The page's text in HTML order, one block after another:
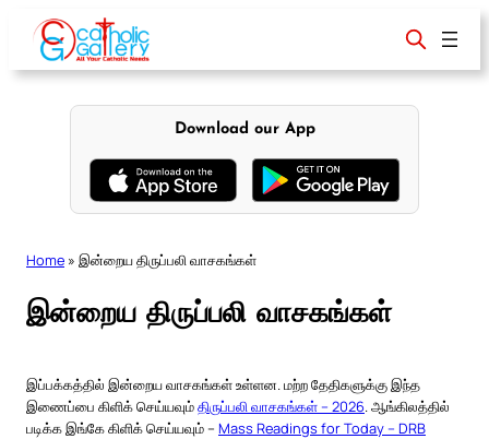
content
Download our App
Home » இன்றைய திருப்பலி வாசகங்கள்
இன்றைய திருப்பலி வாசகங்கள்
இப்பக்கத்தில் இன்றைய வாசகங்கள் உள்ளன. மற்ற தேதிகளுக்கு இந்த
இணைப்பை கிளிக் செய்யவும்திருப்பலி வாசகங்கள் – 2026. ஆங்கிலத்தில்
படிக்க இங்கே கிளிக் செய்யவும் – Mass Readings for Today – DRB